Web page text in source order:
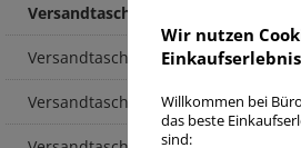
Versandtaschen C4
Versandtaschen B5
Versandtaschen E4
Wir nutzen
Willkommen bei
das beste
sind: